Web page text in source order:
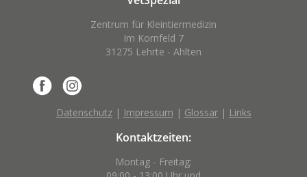
Zentrum für Kleintiermedizin
Im Kornfeld 7
31275 Lehrte - Ahlten
Datenschutz| Impressum | Glossar| Links
Kontaktzeiten:
Montag - Freitag: